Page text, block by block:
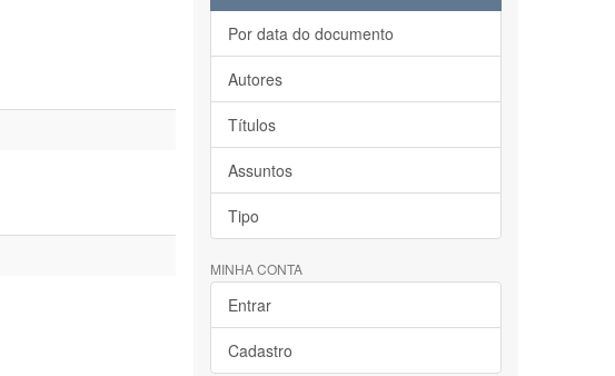
Por data do documento
Autores
Títulos
Assuntos
Tipo
MINHA CONTA
Entrar
Cadastro